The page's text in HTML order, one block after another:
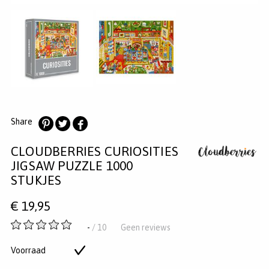
HELP
KLANTENSERVICE
Share
op
Pinterest
op
Twitter
op
Facebook
CLOUDBERRIES CURIOSITIES
JIGSAW PUZZLE 1000
STUKJES
€ 19,95
-
5
- / 10 Geen reviews
Voorraad